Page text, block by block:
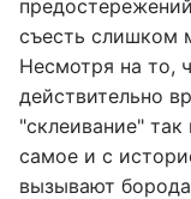
съесть слишком
Несмотря на то,
действительно
"склеивание"
самое и с
вызывают